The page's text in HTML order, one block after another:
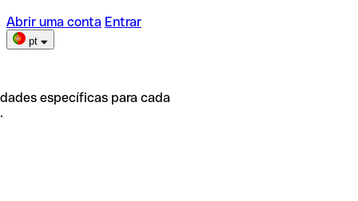
Abrir uma conta Entrar
pt
específicas para cada